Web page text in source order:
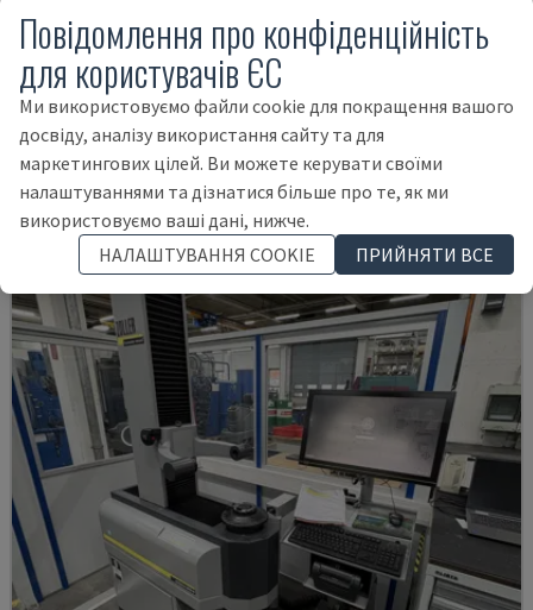
IM-8005
KEYENCE - ОПТИЧНА ВИМІРЮВАЛЬНА МАШИНА
НІМЕЧЧИНА 2025
Повідомлення про конфіденційність
для користувачів ЄС
Ми використовуємо файли cookie для покращення вашого
досвіду, аналізу використання сайту та для
маркетингових цілей. Ви можете керувати своїми
налаштуваннями та дізнатися більше про те, як ми
використовуємо ваші дані, нижче.
НАЛАШТУВАННЯ COOKIE
ПРИЙНЯТИ ВСЕ